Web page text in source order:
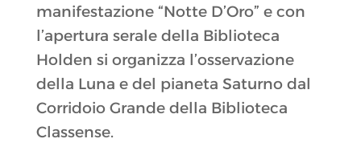
manifestazione “Notte D’Oro” e con
l’apertura serale della Biblioteca
Holden si organizza l’osservazione
della Luna e del pianeta Saturno dal
Corridoio Grande della Biblioteca
Classense.